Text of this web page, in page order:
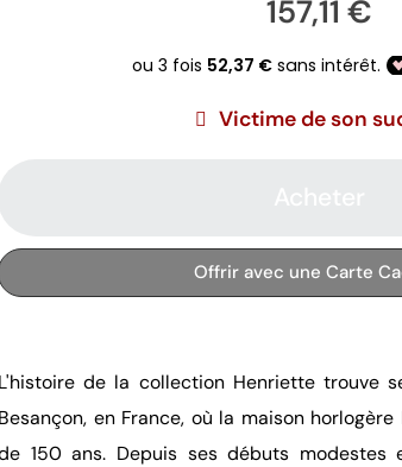
157,11 €
Victime de son
Offrir avec une Carte
L'histoire de la collection Henriette trouve
Besançon, en France, où la maison
150 ans. Depuis ses débuts modestes